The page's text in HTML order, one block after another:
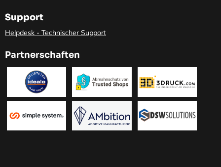
Support
Helpdesk - Technischer Support
Partnerschaften